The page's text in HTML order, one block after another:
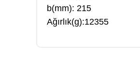
b(mm): 215
Ağırlık(g):12355